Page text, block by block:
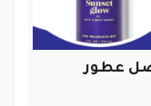
عطور